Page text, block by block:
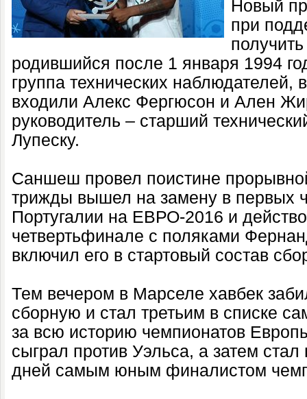
Новый
при
родившийся после 1 января 1994
группа технических наблюдателей,
входили Алекс Фергюсон и Ален
руководитель – старший
Лупеску.
Саншеш провел поистине
трижды вышел на замену в первых
Португалии на ЕВРО-2016 и
четвертьфинале с поляками
включил его в стартовый состав
Тем вечером в Марселе хавбек
сборную и стал третьим в списке
за всю историю чемпионатов
сыграл против Уэльса, а затем стал
дней самым юным финалистом